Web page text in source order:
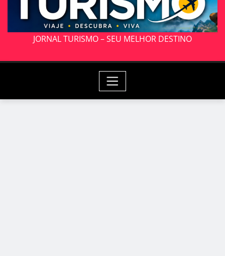
JORNAL TURISMO – SEU MELHOR DESTINO